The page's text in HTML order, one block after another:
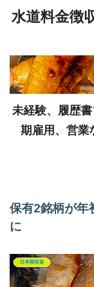
未経験、履歴
期雇用、営業
保有2銘柄が年
に
日本株投資